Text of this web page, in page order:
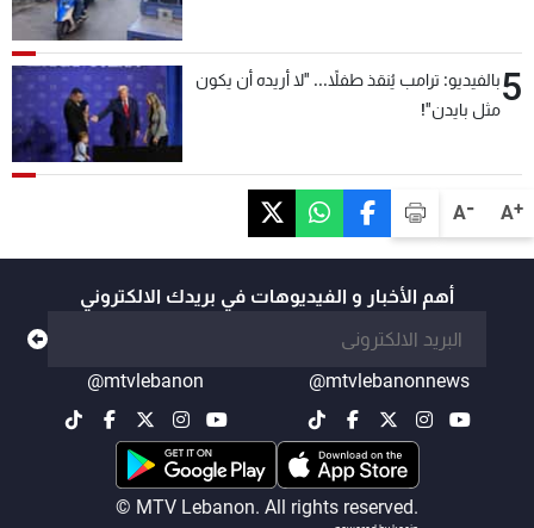
A+
A-
5بالفيديو: ترامب يُنقذ طفلاً... "لا أريده أن يكون
مثل بايدن"!
أهم الأخبار و الفيديوهات في بريدك الالكتروني
@mtvlebanonnews
@mtvlebanon
© MTV Lebanon. All rights reserved.